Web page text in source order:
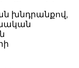
խնդրանքով,